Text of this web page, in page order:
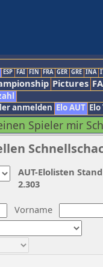
ESP FAI FIN FRA GER GRE INA
Pictures
anmelden Elo AUT
Spieler mir
Vorname
AUT-Elolisten
2.303